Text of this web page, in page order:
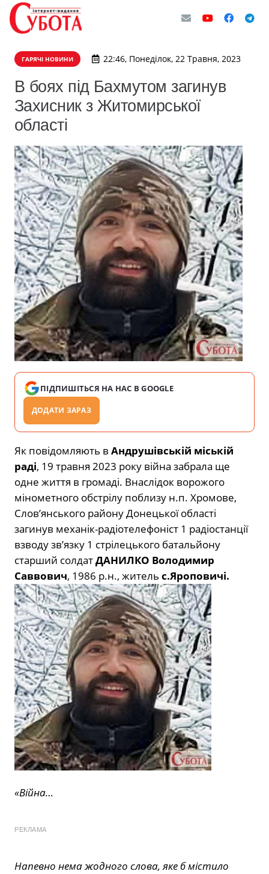
ГАРЯЧІ НОВИНИ 22:46, Понеділок, 22 Травня, 2023
В боях під Бахмутом загинув
Захисник з Житомирської
області
ПІДПИШІТЬСЯ НА НАС В GOOGLE
ДОДАТИ ЗАРАЗ
Як повідомляють в Андрушівській міській
раді, 19 травня 2023 року війна забрала ще
одне життя в громаді. Внаслідок ворожого
мінометного обстрілу поблизу н.п. Хромове,
Слов’янського району Донецької області
загинув механік-радіотелефоніст 1 радіостанції
взводу зв’язку 1 стрілецького батальйону
старший солдатДАНИЛКО Володимир
Саввович, 1986 р.н., житель с.Яроповичі.
«Війна…
РЕКЛАМА
Напевно нема жодного слова, яке б містило